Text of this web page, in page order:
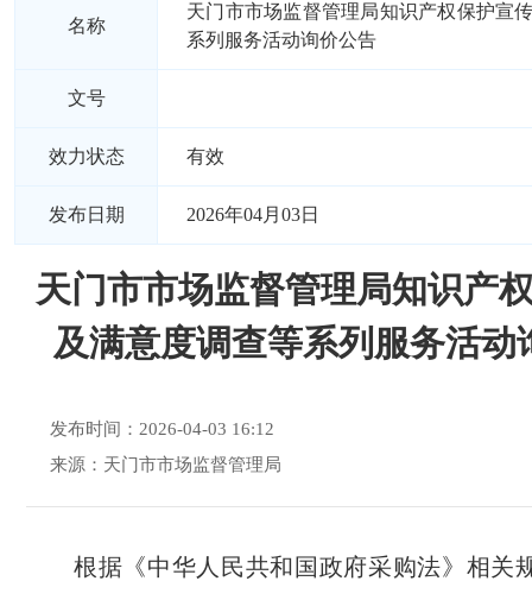
名称
天门市市场监督管理局知识产权保护宣
系列服务活动询价公告
文号
效力状态 有效
发布日期 2026年04月03日
天门市市场监督管理局知识产
及满意度调查等系列服务活动
发布时间：2026-04-03 16:12
来源：天门市市场监督管理局
根据《中华人民共和国政府采购法》相关